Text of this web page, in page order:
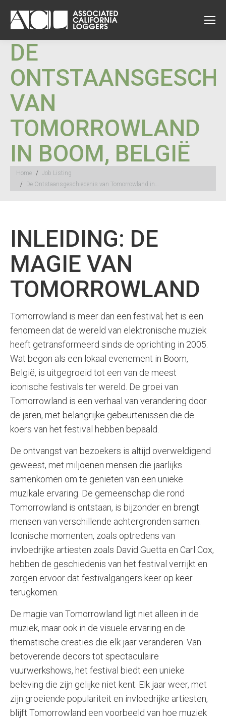
DE
VAN
TOMORROWLAND
IN BOOM, BELGIË
You are here:
Home
Job Listing
De Ontstaansgeschiedenis van Tomorrowland in…
INLEIDING: DE
MAGIE VAN
TOMORROWLAND
Tomorrowland is meer dan een festival; het is een
fenomeen dat de wereld van elektronische muziek
heeft getransformeerd sinds de oprichting in 2005.
Wat begon als een lokaal evenement in Boom,
België, is uitgegroeid tot een van de meest
iconische festivals ter wereld. De groei van
Tomorrowland is een verhaal van verandering door
de jaren, met belangrijke gebeurtenissen die de
koers van het festival hebben bepaald.
De ontvangst van bezoekers is altijd overweldigend
geweest, met miljoenen mensen die jaarlijks
samenkomen om te genieten van een unieke
muzikale ervaring. De gemeenschap die rond
Tomorrowland is ontstaan, is bijzonder en brengt
mensen van verschillende achtergronden samen.
Iconische momenten, zoals optredens van
invloedrijke artiesten zoals David Guetta en Carl Cox,
hebben de geschiedenis van het festival verrijkt en
zorgen ervoor dat festivalgangers keer op keer
terugkomen.
De magie van Tomorrowland ligt niet alleen in de
muziek, maar ook in de visuele ervaring en de
thematische creaties die elk jaar veranderen. Van
betoverende decors tot spectaculaire
vuurwerkshows, het festival biedt een unieke
beleving die zijn gelijke niet kent. Elk jaar weer, met
zijn groeiende populariteit en invloedrijke artiesten,
blijft Tomorrowland een voorbeeld van hoe muziek